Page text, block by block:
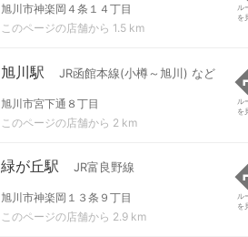
旭川市神楽岡４条１４丁目
このページの店舗から 1.5 km
ル
を
旭川駅 JR函館本線(小樽～旭川) など
旭川市宮下通８丁目
このページの店舗から 2 km
ル
を
緑が丘駅 JR富良野線
旭川市神楽岡１３条９丁目
このページの店舗から 2.9 km
ル
を